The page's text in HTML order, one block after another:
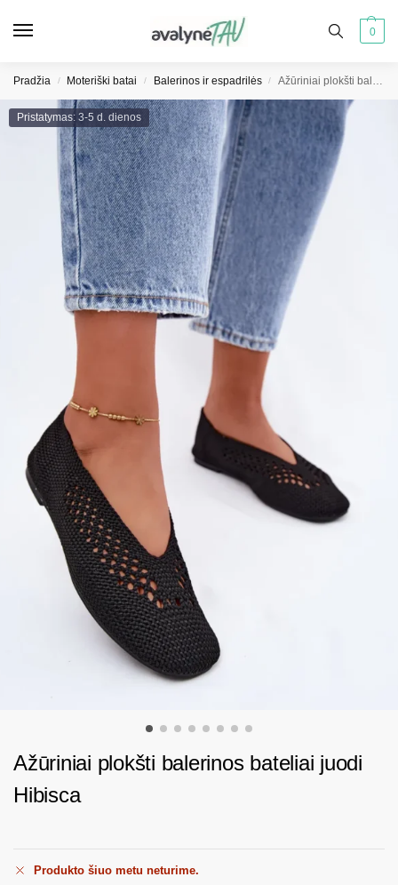
0
Pradžia / Moteriški batai / Balerinos ir espadrilės / Ažūriniai plokšti balerinos bateliai juodi Hibisca
Pristatymas: 3-5 d. dienos
Ažūriniai plokšti balerinos bateliai juodi
Hibisca
Produkto šiuo metu neturime.